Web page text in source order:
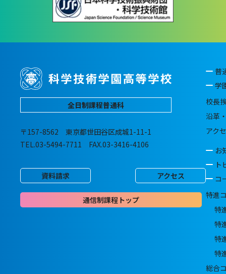
全日制課程普通科
〒157-8562 東京都世田谷区成城1-11-1
TEL.03-5494-7711 FAX.03-3416-4106
資料請求 アクセス
通信制課程トップ
普
学
校長
沿革
アク
お
ト
コ
特進
特
特
特
特
総合